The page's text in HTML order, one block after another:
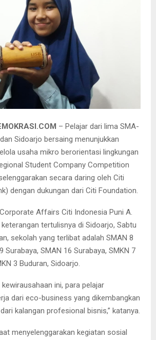
pelajar menunjukkan hasil karyanya.
– Pelajar dari lima SMA-
Sidoarjo bersaing menunjukkan
usaha mikro berorientasi lingkungan
Student Company Competition
secara daring oleh Citi
dengan dukungan dari Citi Foundation.
Affairs Citi Indonesia Puni A.
tertulisnya di Sidoarjo, Sabtu
sekolah yang terlibat adalah SMAN 8
Surabaya, SMAN 16 Surabaya, SMKN 7
3 Buduran, Sidoarjo.
ini, para pelajar
dari eco-business yang dikembangkan
kalangan profesional bisnis,” katanya.
menyelenggarakan kegiatan sosial